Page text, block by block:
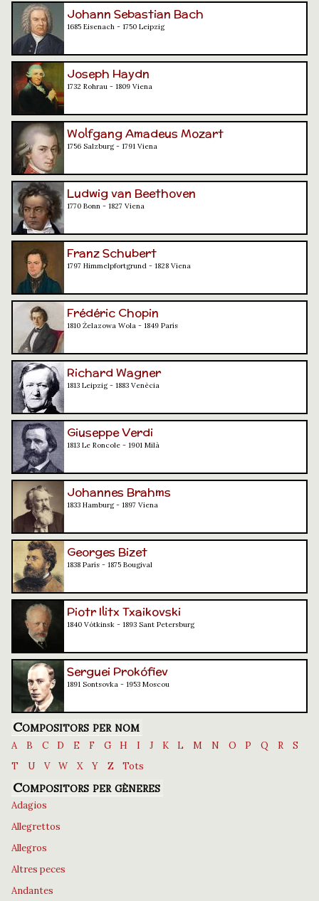
Johann Sebastian Bach
1685 Eisenach - 1750 Leipzig
Joseph Haydn
1732 Rohrau - 1809 Viena
Wolfgang Amadeus Mozart
1756 Salzburg - 1791 Viena
Ludwig van Beethoven
1770 Bonn - 1827 Viena
Franz Schubert
1797 Himmelpfortgrund - 1828 Viena
Frédéric Chopin
1810 Żelazowa Wola - 1849 París
Richard Wagner
1813 Leipzig - 1883 Venècia
Giuseppe Verdi
1813 Le Roncole - 1901 Milà
Johannes Brahms
1833 Hamburg - 1897 Viena
Georges Bizet
1838 París - 1875 Bougival
Piotr Ilitx Txaikovski
1840 Vótkinsk - 1893 Sant Petersburg
Serguei Prokófiev
1891 Sontsovka - 1953 Moscou
Compositors per nom
A B C D E F G H I J K L M N O P Q R
S
T
U V W X Y Z Tots
Compositors per gèneres
Adagios
Allegrettos
Allegros
Altres peces
Andantes